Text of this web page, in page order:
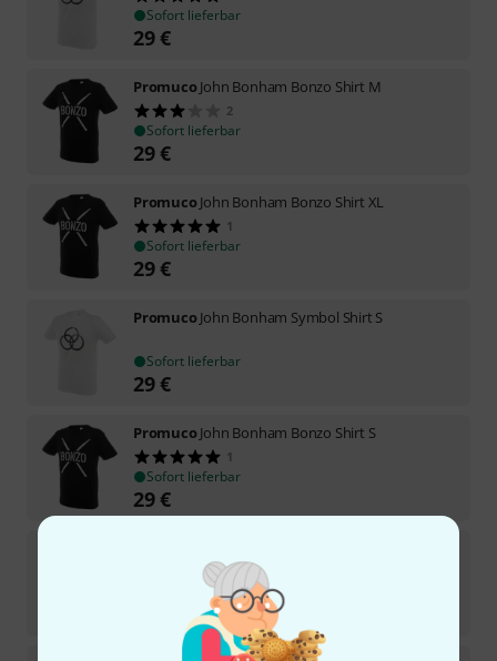
Sofort lieferbar
29€
PromucoJohn Bonham Bonzo Shirt M
2
Sofort lieferbar
29€
PromucoJohn Bonham Bonzo Shirt XL
1
Sofort lieferbar
29€
PromucoJohn Bonham Symbol Shirt S
Sofort lieferbar
29€
PromucoJohn Bonham Bonzo Shirt S
1
Sofort lieferbar
29€
2
In 4–5 Wochen lieferbar